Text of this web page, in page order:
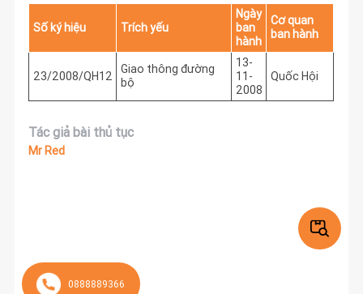
0888889366
Số ký hiệu Trích yếu
Ngày
ban
hành
Cơ quan
ban hành
23/2008/QH12
Giao thông đường
bộ
13-
11-
2008
Quốc Hội
Tác giả bài thủ tục
Mr Red